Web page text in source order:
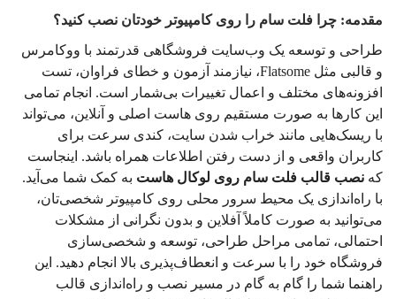
مقدمه: چرا فلت سام را روی کامپیوتر خودتان نصب کنید؟
طراحی و توسعه یک وب‌سایت فروشگاهی قدرتمند با ووکامرس
و قالبی مثل Flatsome، نیازمند آزمون و خطای فراوان، تست
افزونه‌های مختلف و اعمال تغییرات بی‌شمار است. انجام تمامی
این کارها به صورت مستقیم روی هاست اصلی و آنلاین، می‌تواند
با ریسک‌هایی مانند خراب شدن سایت، کندی سرعت برای
کاربران واقعی و از دست رفتن اطلاعات همراه باشد. اینجاست
که نصب قالب فلت سام روی لوکال هاست به کمک شما می‌آید.
با راه‌اندازی یک محیط سرور محلی روی کامپیوتر شخصی‌تان،
می‌توانید به صورت کاملاً آفلاین و بدون نگرانی از مشکلات
احتمالی، تمامی مراحل طراحی، توسعه و شخصی‌سازی
فروشگاه خود را با سرعت و انعطاف‌پذیری بالا انجام دهید. این
راهنما شما را گام به گام در مسیر نصب و راه‌اندازی قالب